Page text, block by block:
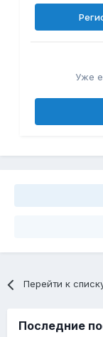
Уже
Перейти к
Последние